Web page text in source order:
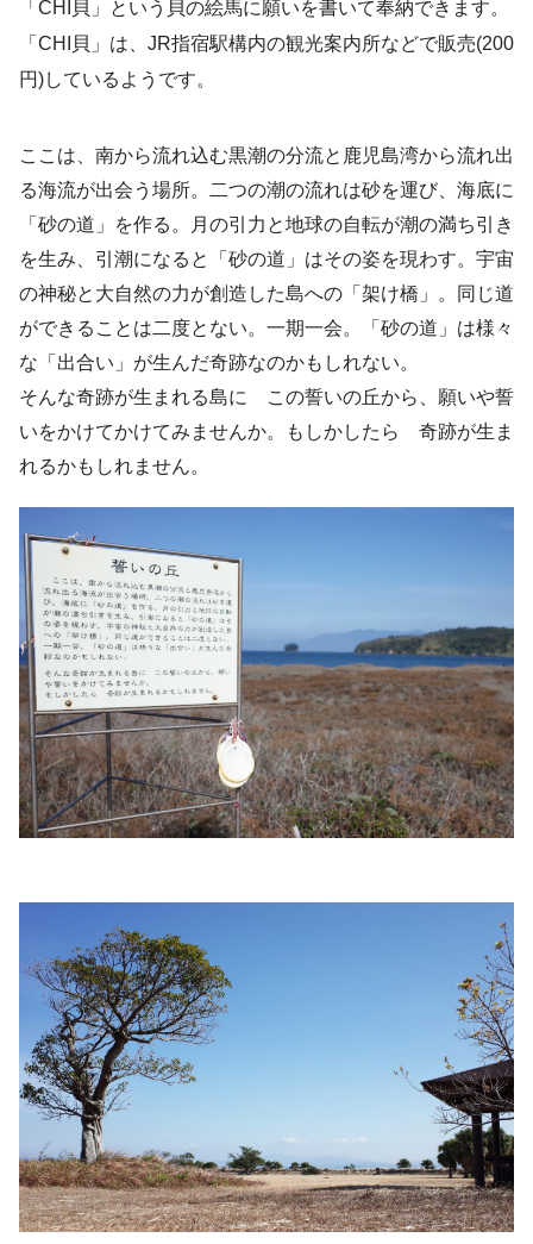
「CHI貝」という貝の絵馬に願いを書いて奉納できます。
「CHI貝」は、JR指宿駅構内の観光案内所などで販売(200
円)しているようです。
ここは、南から流れ込む黒潮の分流と鹿児島湾から流れ出
る海流が出会う場所。二つの潮の流れは砂を運び、海底に
「砂の道」を作る。月の引力と地球の自転が潮の満ち引き
を生み、引潮になると「砂の道」はその姿を現わす。宇宙
の神秘と大自然の力が創造した島への「架け橋」。同じ道
ができることは二度とない。一期一会。「砂の道」は様々
な「出合い」が生んだ奇跡なのかもしれない。
そんな奇跡が生まれる島に この誓いの丘から、願いや誓
いをかけてかけてみませんか。もしかしたら 奇跡が生ま
れるかもしれません。